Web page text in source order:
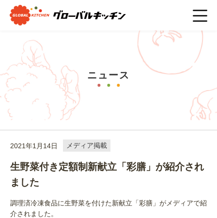
ホーム>ニュース>生野菜付き定額制新献立「彩膳」が紹介さ
れました
ニュース
2021年1月14日 メディア掲載
生野菜付き定額制新献立「彩膳」が紹介され
ました
調理済冷凍食品に生野菜を付けた新献立「彩膳」がメディアで紹
介されました。